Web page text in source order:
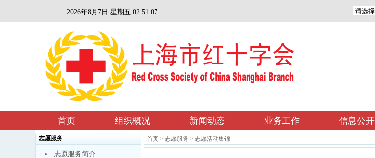
2026年8月7日 星期五 02:51:07
首页 组织概况 新闻动态 业务工作 信息公开
志愿服务
志愿服务简介
首页 > 志愿服务 > 志愿活动集锦